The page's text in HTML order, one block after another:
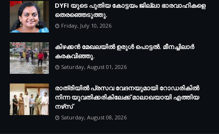
DYFI യുടെ പുതിയ കോട്ടയം ജില്ലാ ഭാരവാഹികളെ
തെരഞ്ഞെടുത്തു.
Friday, July 10, 2026
കിഴക്കന്‍ മേഖലയില്‍ ഉരുള്‍ പൊട്ടല്‍. മീനച്ചിലാര്‍
കരകവിഞ്ഞു.
Saturday, August 01, 2026
രാത്രിയില്‍ പ്രസവ വേദനയുമായി റോഡരികില്‍
നിന്ന യുവതിക്കരികിലേക്ക് മാലാഖയായി എത്തിയ
നഴ്‌സ്
Saturday, August 08, 2026